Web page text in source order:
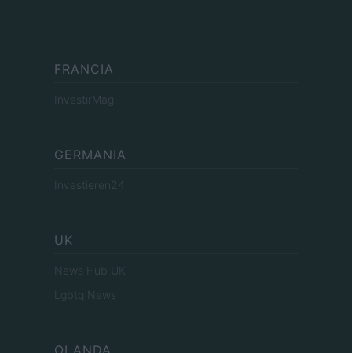
FRANCIA
InvestirMag
GERMANIA
Investieren24
UK
News Hub UK
Lgbtq News